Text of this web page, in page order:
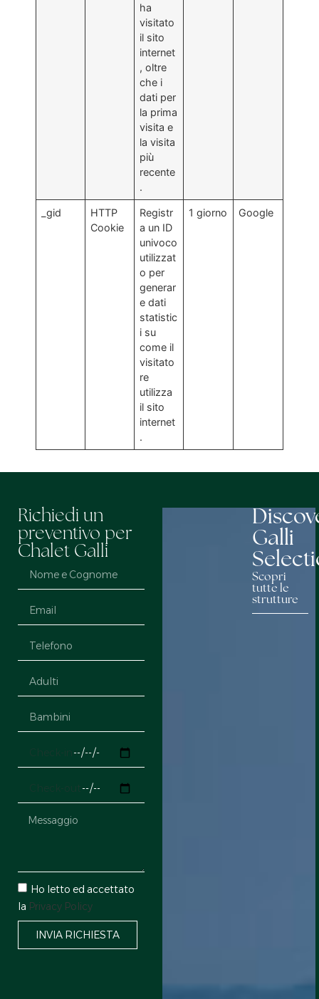
ha
visitato
il sito
internet
, oltre
che i
dati per
la prima
visita e
la visita
più
recente
.
_gid
HTTP
Cookie
Registr
a un ID
univoco
utilizzat
o per
generar
e dati
statistic
i su
come il
visitato
re
utilizza
il sito
internet
.
1 giorno Google
Galli
Scopri
tutte le
strutture
Richiedi un
preventivo per
Chalet Galli
Ho letto ed accettato
la Privacy Policy
INVIA RICHIESTA